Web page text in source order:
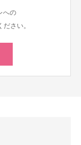
への
さい。